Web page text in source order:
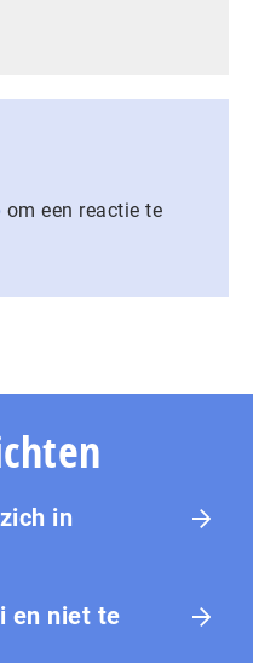
om een reactie te
in
en niet te